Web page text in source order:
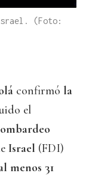
(Foto:
confirmó la
el
Israel (FDI)
menos 31